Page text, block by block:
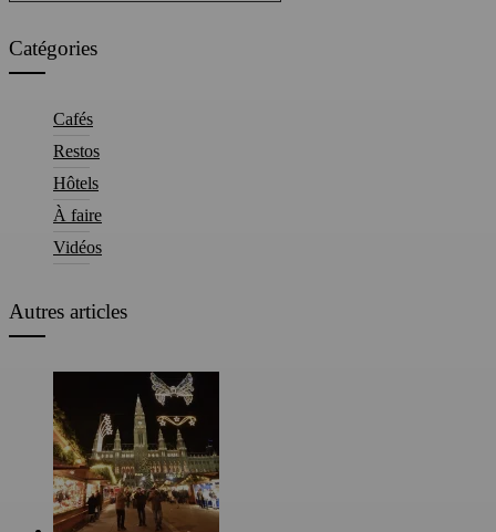
Catégories
Cafés
Restos
Hôtels
À faire
Vidéos
Autres articles